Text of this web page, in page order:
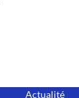
Actualité